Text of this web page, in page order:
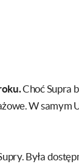
Choć Supra
W samym
Była